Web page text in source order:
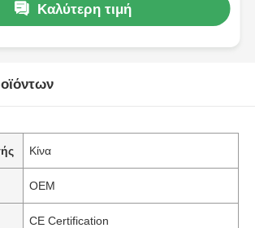
Καλύτερη τιμή
Κίνα
OEM
CE Certification